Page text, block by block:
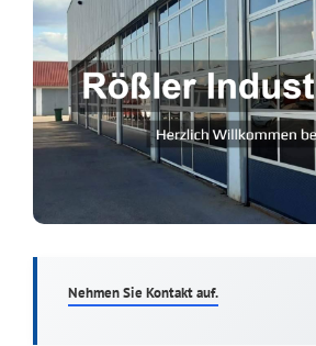
Nehmen Sie Kontakt auf.